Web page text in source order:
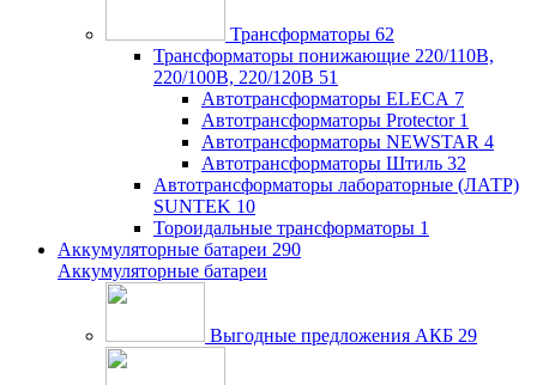
Трансформаторы 62
Трансформаторы понижающие 220/110В,
220/100В, 220/120В 51
Автотрансформаторы ELECA 7
Автотрансформаторы Protector 1
Автотрансформаторы NEWSTAR 4
Автотрансформаторы Штиль 32
Автотрансформаторы лабораторные (ЛАТР)
SUNTEK 10
Тороидальные трансформаторы 1
Аккумуляторные батареи 290
Аккумуляторные батареи
Выгодные предложения АКБ 29